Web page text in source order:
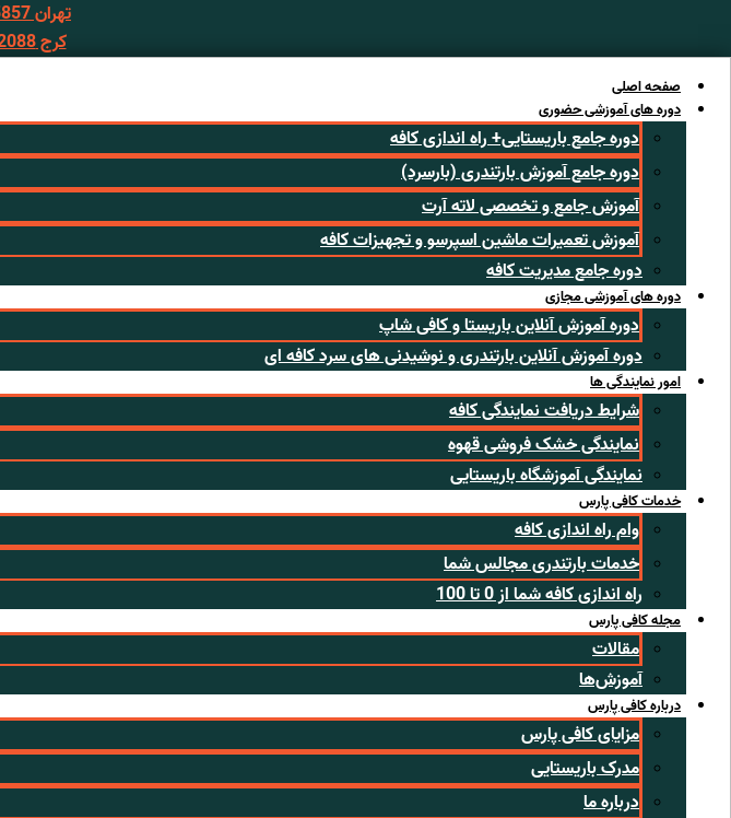
تهران 09202775857
کرج 09204042088
صفحه اصلی
دوره های آموزشی حضوری
دوره جامع باریستایی+ راه اندازی کافه
دوره جامع آموزش بارتندری (بارسرد)
آموزش جامع و تخصصی لاته آرت
آموزش تعمیرات ماشین اسپرسو و تجهیزات کافه
دوره جامع مدیریت کافه
دوره های آموزشی مجازی
دوره آموزش آنلاین باریستا و کافی شاپ
دوره آموزش آنلاین بارتندری و نوشیدنی های سرد کافه ای
امور نمایندگی ها
شرایط دریافت نمایندگی کافه
نمایندگی خشک فروشی قهوه
نمایندگی آموزشگاه باریستایی
خدمات کافی پارس
وام راه اندازی کافه
خدمات بارتندری مجالس شما
راه اندازی کافه شما از 0 تا 100
مجله کافی پارس
مقالات
آموزش‌ها
درباره کافی پارس
مزایای کافی پارس
مدرک باریستایی
درباره ما